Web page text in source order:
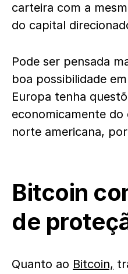
carteira com a
do capital
Pode ser pensada
boa possibilidade
Europa tenha
economicamente do
norte americana,
Bitcoin
de
Quanto ao Bitcoin,